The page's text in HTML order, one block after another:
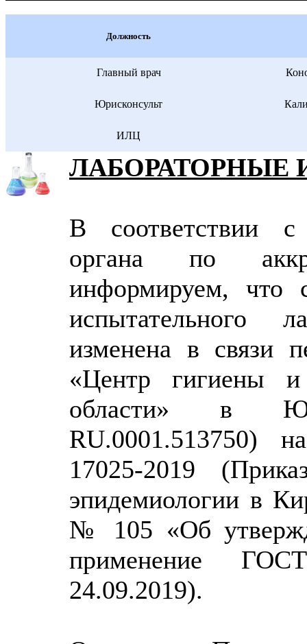
Должность
Главный врач
Юрисконсульт
ИЛЦ
ЛАБОРАТОРНЫЕ
В соответствии с
органа по
информируем, что
испытательного
изменена в связи
«Центр гигиены
области» в
RU.0001.513750)
17025-2019
эпидемиологии в
№ 105 «Об
применение
24.09.2019).